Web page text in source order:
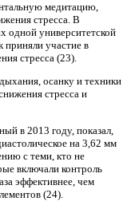
медитацию,
стресса. В
одной университетской
приняли участие в
стресса (23).
осанку и техники
стресса и
в 2013 году, показал,
на 3,62 мм
с теми, кто не
включали контроль
эффективнее, чем
(24).